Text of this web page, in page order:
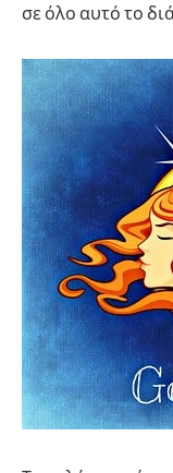
σε όλο αυτό το